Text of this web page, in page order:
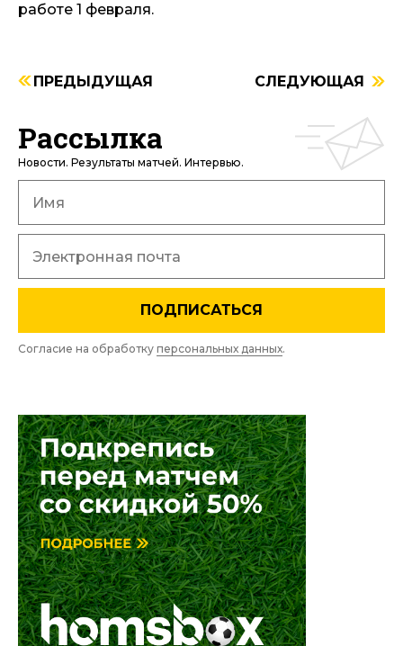
работе 1 февраля.
ПРЕДЫДУЩАЯ СЛЕДУЮЩАЯ
Рассылка
Новости. Результаты матчей. Интервью.
ПОДПИСАТЬСЯ
Согласие на обработку персональных данных.